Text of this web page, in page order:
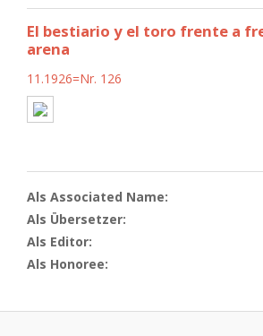
El bestiario y el toro frente a
arena
11.1926=Nr. 126
Als Associated Name:
Als Übersetzer:
Als Editor:
Als Honoree: